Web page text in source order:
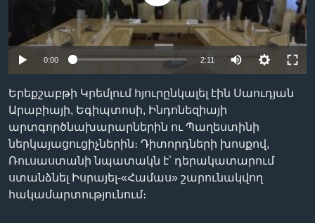
0:00 2:11
Երեքշաբթի Կրեմլում հյուրընկալել էին Սաուդյան
Արաբիայի, Եգիպտոսի, Ինդոնեզիայի
արտգործնախարարներին ու Պաղեստինի
ներկայացուցիչներին։ Դիտորդների խոսքով,
Ռուսաստանի նպատակն է՝ դերակատարում
ստանձնել Իսրայել-«Համաս» շարունակվող
հակամարտությունում։